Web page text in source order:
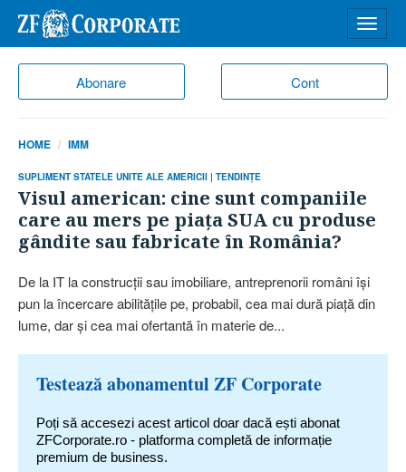
Abonare Cont
meniu
HOME IMM
SUPLIMENT STATELE UNITE ALE AMERICII | TENDINŢE
Visul american: cine sunt companiile
care au mers pe piaţa SUA cu produse
gândite sau fabricate în România?
De la IT la construcţii sau imobiliare, antreprenorii români îşi
pun la încercare abilităţile pe, probabil, cea mai dură piaţă din
lume, dar şi cea mai ofertantă în materie de...
Testează abonamentul ZF Corporate
Poți să accesezi acest articol doar dacă ești abonat
ZFCorporate.ro - platforma completă de informație
premium de business.